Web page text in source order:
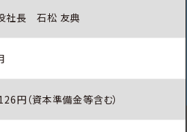
社長 石松 友典
円（資本準備金等含む）